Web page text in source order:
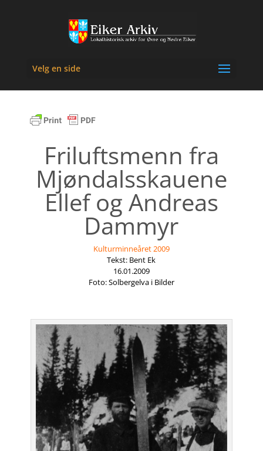
Velg en side
Friluftsmenn fra
Mjøndalsskauene
Ellef og Andreas
Dammyr
Kulturminneåret 2009
Tekst: Bent Ek
16.01.2009
Foto: Solbergelva i Bilder